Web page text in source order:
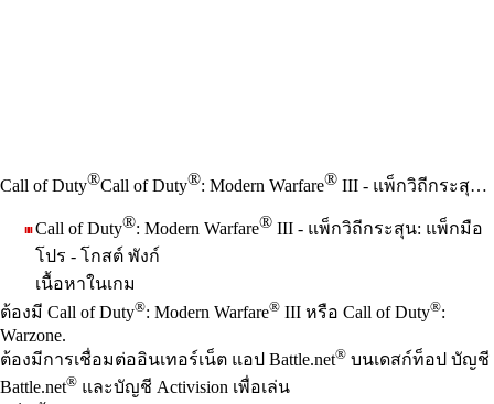
Call of Duty®Call of Duty®: Modern Warfare® III - แพ็กวิถีกระสุน: แพ็กมือโปร - โกสต์ พังก์
Call of Duty®: Modern Warfare® III - แพ็กวิถีกระสุน: แพ็กมือ
โปร - โกสต์ พังก์
เนื้อหาในเกม
ราคา
Available actions
ต้องมี Call of Duty®: Modern Warfare® III หรือ Call of Duty®:
Warzone.
ต้องมีการเชื่อมต่ออินเทอร์เน็ต แอป Battle.net® บนเดสก์ท็อป บัญชี
Battle.net® และบัญชี Activision เพื่อเล่น